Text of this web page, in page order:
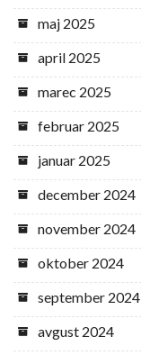
maj 2025
april 2025
marec 2025
februar 2025
januar 2025
december 2024
november 2024
oktober 2024
september 2024
avgust 2024